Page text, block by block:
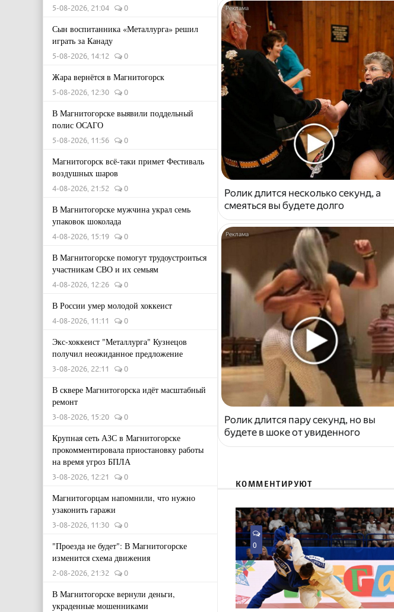
5-08-2026, 21:04 0
Сын воспитанника «Металлурга» решил
играть за Канаду
5-08-2026, 14:12 0
Жара вернётся в Магнитогорск
5-08-2026, 12:30 0
В Магнитогорске выявили поддельный
полис ОСАГО
5-08-2026, 11:56 0
Магнитогорск всё-таки примет Фестиваль
воздушных шаров
4-08-2026, 21:52 0
В Магнитогорске мужчина украл семь
упаковок шоколада
4-08-2026, 15:19 0
В Магнитогорске помогут трудоустроиться
участникам СВО и их семьям
4-08-2026, 12:26 0
В России умер молодой хоккеист
4-08-2026, 11:11 0
Экс-хоккеист "Металлурга" Кузнецов
получил неожиданное предложение
3-08-2026, 22:11 0
В сквере Магнитогорска идёт масштабный
ремонт
3-08-2026, 15:20 0
Крупная сеть АЗС в Магнитогорске
прокомментировала приостановку работы
на время угроз БПЛА
3-08-2026, 12:21 0
Магнитогорцам напомнили, что нужно
узаконить гаражи
3-08-2026, 11:30 0
"Проезда не будет": В Магнитогорске
изменится схема движения
2-08-2026, 21:32 0
В Магнитогорске вернули деньги,
украденные мошенниками
Ролик длится несколько секунд, а
смеяться вы будете долго
Ролик длится пару секунд, но вы
будете в шоке от увиденного
КОММЕНТИРУЮТ
0